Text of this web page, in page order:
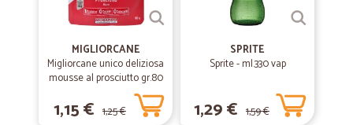
MIGLIORCANE
Migliorcane unico deliziosa
mousse al prosciutto gr.80
1,15 € 1,25 €
SPRITE
Sprite - ml.330 vap
1,29 € 1,59 €